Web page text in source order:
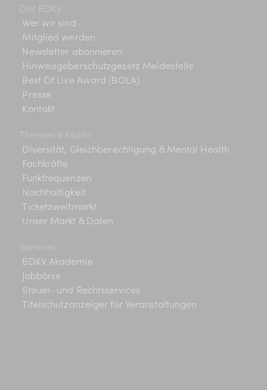
Der BDKV
Wer wir sind
Mitglied werden
Newsletter abonnieren
Hinweisgeberschutzgesetz Meldestelle
Best Of Live Award (BOLA)
Presse
Kontakt
Themen & Markt
Diversität, Gleichberechtigung & Mental Health
Fachkräfte
Funkfrequenzen
Nachhaltigkeit
Ticketzweitmarkt
Unser Markt & Daten
Services
BDKV Akademie
Jobbörse
Steuer- und Rechtsservices
Titelschutzanzeiger für Veranstaltungen